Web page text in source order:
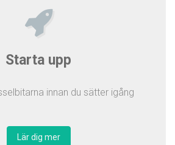
Starta upp
innan du sätter igång
Lär dig mer